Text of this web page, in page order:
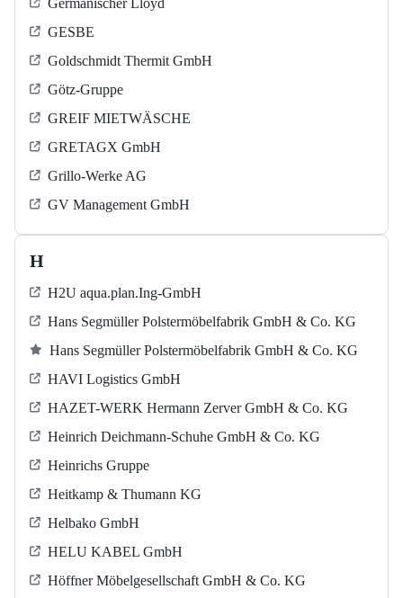
Germanischer Lloyd
GESBE
Goldschmidt Thermit GmbH
Götz-Gruppe
GREIF MIETWÄSCHE
GRETAGX GmbH
Grillo-Werke AG
GV Management GmbH
H
H2U aqua.plan.Ing-GmbH
Hans Segmüller Polstermöbelfabrik GmbH & Co. KG
Hans Segmüller Polstermöbelfabrik GmbH & Co. KG
HAVI Logistics GmbH
HAZET-WERK Hermann Zerver GmbH & Co. KG
Heinrich Deichmann-Schuhe GmbH & Co. KG
Heinrichs Gruppe
Heitkamp & Thumann KG
Helbako GmbH
HELU KABEL GmbH
Höffner Möbelgesellschaft GmbH & Co. KG